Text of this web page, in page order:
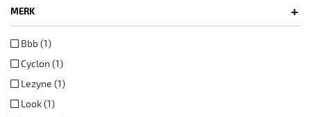
MERK +
Bbb (1)
Cyclon (1)
Lezyne (1)
Look (1)